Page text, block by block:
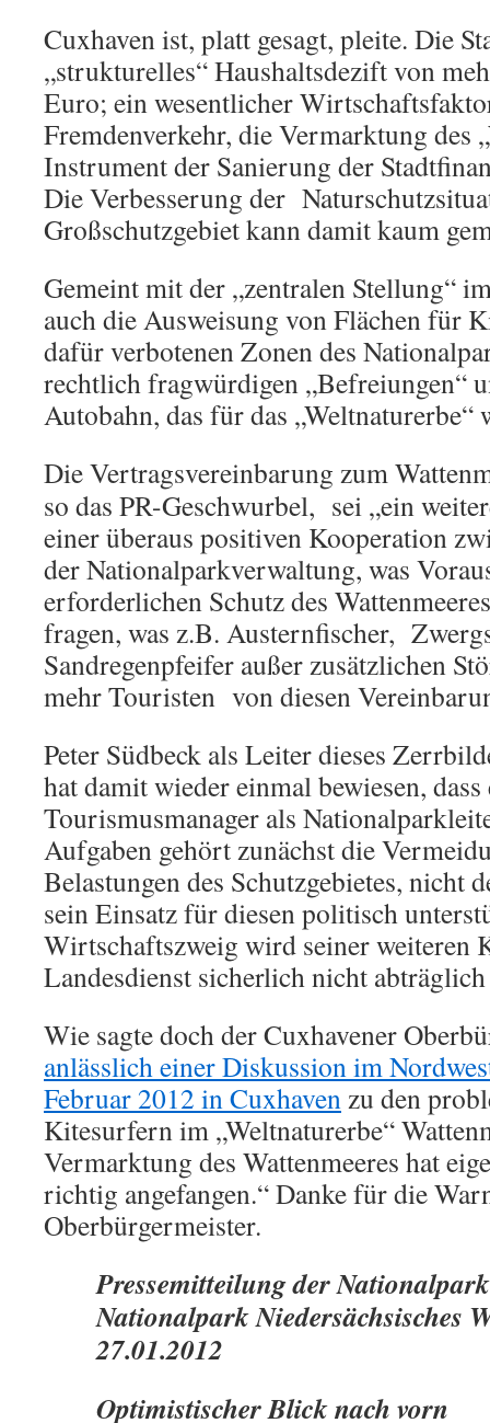
Cuxhaven ist, platt gesagt, pleite. Die
„strukturelles“ Haushaltsdezift von
Euro; ein wesentlicher
Fremdenverkehr, die Vermarktung des
Instrument der Sanierung der
Die Verbesserung der
Großschutzgebiet kann damit kaum
Gemeint mit der „zentralen Stellung“
auch die Ausweisung von Flächen für
dafür verbotenen Zonen des
rechtlich fragwürdigen „Befreiungen“
Autobahn, das für das „Weltnaturerbe“
Die Vertragsvereinbarung zum
so das PR-Geschwurbel, sei „ein
einer überaus positiven Kooperation
der Nationalparkverwaltung, was
erforderlichen Schutz des
fragen, was z.B. Austernfischer,
Sandregenpfeifer außer zusätzlichen
mehr Touristen von diesen
Peter Südbeck als Leiter dieses
hat damit wieder einmal bewiesen,
Tourismusmanager als
Aufgaben gehört zunächst die
Belastungen des Schutzgebietes, nicht
sein Einsatz für diesen politisch
Wirtschaftszweig wird seiner weiteren
Landesdienst sicherlich nicht
Wie sagte doch der Cuxhavener
anlässlich einer Diskussion im
Februar 2012 in Cuxhavenzu den
Kitesurfern im „Weltnaturerbe“
Vermarktung des Wattenmeeres hat
richtig angefangen.“ Danke für die
Oberbürgermeister.
Pressemitteilung der
Nationalpark Niedersächsisches
27.01.2012
Optimistischer Blick nach vorn